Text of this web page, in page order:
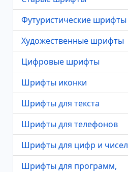
Футуристические шрифты
Художественные шрифты
Цифровые шрифты
Шрифты иконки
Шрифты для текста
Шрифты для телефонов
Шрифты для цифр и чисел
Шрифты для программ,